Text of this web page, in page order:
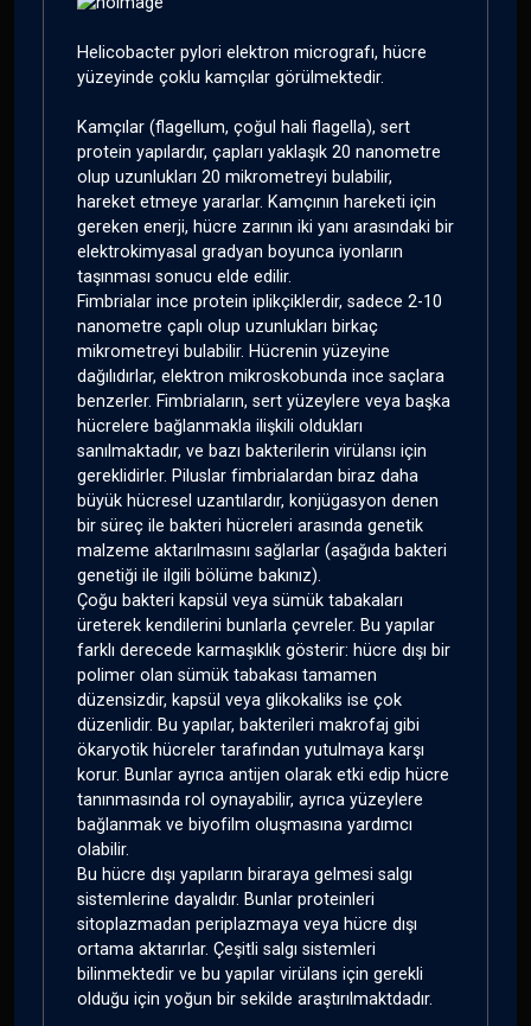
Helicobacter pylori elektron micrografı, hücre
yüzeyinde çoklu kamçılar görülmektedir.
Kamçılar (flagellum, çoğul hali flagella), sert
protein yapılardır, çapları yaklaşık 20 nanometre
olup uzunlukları 20 mikrometreyi bulabilir,
hareket etmeye yararlar. Kamçının hareketi için
gereken enerji, hücre zarının iki yanı arasındaki bir
elektrokimyasal gradyan boyunca iyonların
taşınması sonucu elde edilir.
Fimbrialar ince protein iplikçiklerdir, sadece 2-10
nanometre çaplı olup uzunlukları birkaç
mikrometreyi bulabilir. Hücrenin yüzeyine
dağılıdırlar, elektron mikroskobunda ince saçlara
benzerler. Fimbriaların, sert yüzeylere veya başka
hücrelere bağlanmakla ilişkili oldukları
sanılmaktadır, ve bazı bakterilerin virülansı için
gereklidirler. Piluslar fimbrialardan biraz daha
büyük hücresel uzantılardır, konjügasyon denen
bir süreç ile bakteri hücreleri arasında genetik
malzeme aktarılmasını sağlarlar (aşağıda bakteri
genetiği ile ilgili bölüme bakınız).
Çoğu bakteri kapsül veya sümük tabakaları
üreterek kendilerini bunlarla çevreler. Bu yapılar
farklı derecede karmaşıklık gösterir: hücre dışı bir
polimer olan sümük tabakası tamamen
düzensizdir, kapsül veya glikokaliks ise çok
düzenlidir. Bu yapılar, bakterileri makrofaj gibi
ökaryotik hücreler tarafından yutulmaya karşı
korur. Bunlar ayrıca antijen olarak etki edip hücre
tanınmasında rol oynayabilir, ayrıca yüzeylere
bağlanmak ve biyofilm oluşmasına yardımcı
olabilir.
Bu hücre dışı yapıların biraraya gelmesi salgı
sistemlerine dayalıdır. Bunlar proteinleri
sitoplazmadan periplazmaya veya hücre dışı
ortama aktarırlar. Çeşitli salgı sistemleri
bilinmektedir ve bu yapılar virülans için gerekli
olduğu için yoğun bir sekilde araştırılmaktdadır.